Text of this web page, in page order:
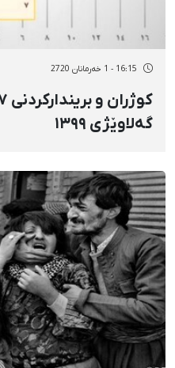
16:15 - 1 خەرمانان 2720
گەلاوێژی ١٣٩٩